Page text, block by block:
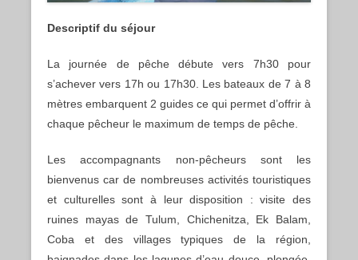
Descriptif du séjour
La journée de pêche débute vers 7h30 pour
s’achever vers 17h ou 17h30. Les bateaux de 7 à 8
mètres embarquent 2 guides ce qui permet d’offrir à
chaque pêcheur le maximum de temps de pêche.
Les accompagnants non-pêcheurs sont les
bienvenus car de nombreuses activités touristiques
et culturelles sont à leur disposition : visite des
ruines mayas de Tulum, Chichenitza, Ek Balam,
Coba et des villages typiques de la région,